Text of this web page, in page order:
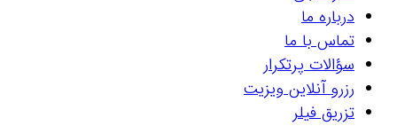
درباره ما
تماس با ما
سؤالات پرتکرار
رزرو آنلاین ویزیت
تزریق فیلر